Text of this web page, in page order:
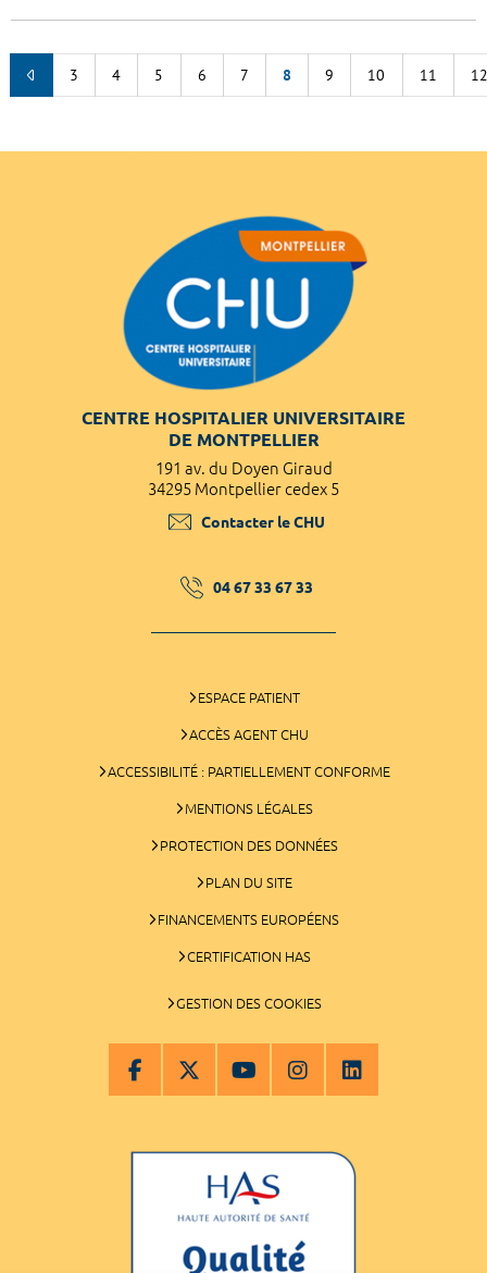
3 4 5 6 7 8 9 10 11 12
CENTRE HOSPITALIER UNIVERSITAIRE
DE MONTPELLIER
191 av. du Doyen Giraud
34295 Montpellier cedex 5
Contacter le CHU
04 67 33 67 33
ESPACE PATIENT
ACCÈS AGENT CHU
ACCESSIBILITÉ : PARTIELLEMENT CONFORME
MENTIONS LÉGALES
PROTECTION DES DONNÉES
PLAN DU SITE
FINANCEMENTS EUROPÉENS
CERTIFICATION HAS
GESTION DES COOKIES